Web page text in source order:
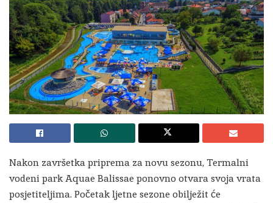
Nakon završetka priprema za novu sezonu, Termalni
vodeni park Aquae Balissae ponovno otvara svoja vrata
posjetiteljima. Početak ljetne sezone obilježit će